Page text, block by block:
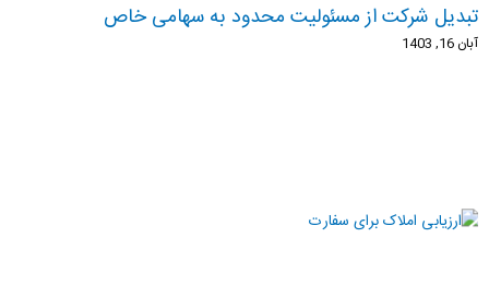
تبدیل شرکت از مسئولیت محدود به سهامی خاص
آبان 16, 1403